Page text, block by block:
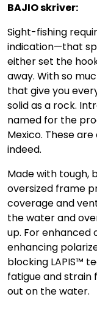
BAJIO skriver:
Sight-fishing
indication—that
either set the
away. With so
that give you
solid as a rock.
named for the
Mexico. These
indeed.
Made with tough,
oversized frame
coverage and
the water and
up. For
enhancing
blocking LAPIS™
fatigue and strain
out on the water.